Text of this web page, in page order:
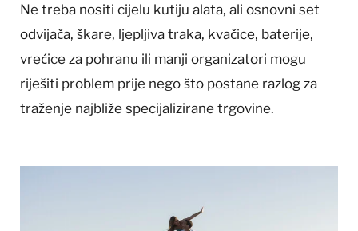
Ne treba nositi cijelu kutiju alata, ali osnovni set
odvijača, škare, ljepljiva traka, kvačice, baterije,
vrećice za pohranu ili manji organizatori mogu
riješiti problem prije nego što postane razlog za
traženje najbliže specijalizirane trgovine.